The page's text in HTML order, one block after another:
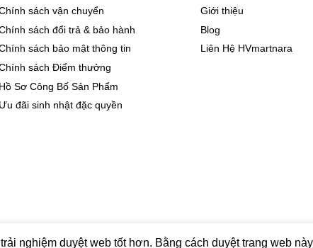
sách vận chuyển
sách đổi trả & bảo hành
sách bảo mật thông tin
sách Điểm thưởng
Hồ Sơ Công Bố Sản Phẩm
Ưu đãi sinh nhật đặc quyền
Giới thiệu
Blog
Liên Hệ HVmartnara
by Eras VietNam
nghiệm duyệt web tốt hơn. Bằng cách duyệt trang web